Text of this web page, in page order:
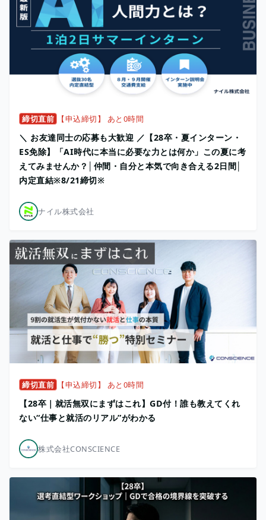
締切直前 【申込締切】 あと0時間
＼ お友達同士の応募も大歓迎 ／【28卒・夏インターン・
ES免除】「AI時代に本当に必要な力とは何か」この夏に考
えてみませんか？│仲間・自分と本気で向き合える2日間│
内定直結※8/21締切※
ナイル株式会社
締切直前 【申込締切】 あと0時間
【28卒｜就活無双にまずはこれ】GD付！誰も教えてくれ
ない“仕事と就活のリアル”がわかる
株式会社CONSCIENCE